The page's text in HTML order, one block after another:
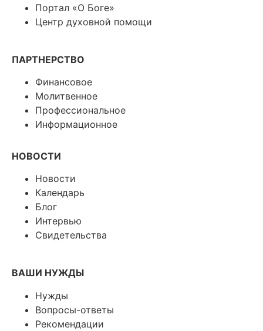
Портал «О Боге»
Центр духовной помощи
ПАРТНЕРСТВО
Финансовое
Молитвенное
Профессиональное
Информационное
НОВОСТИ
Новости
Календарь
Блог
Интервью
Свидетельства
ВАШИ НУЖДЫ
Нужды
Вопросы-ответы
Рекомендации